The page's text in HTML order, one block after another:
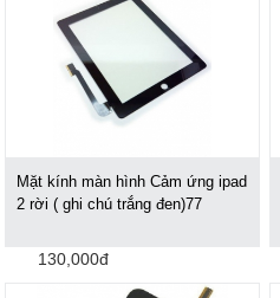
Mặt kính màn hình Cảm ứng ipad
2 rời ( ghi chú trắng đen)77
130,000đ